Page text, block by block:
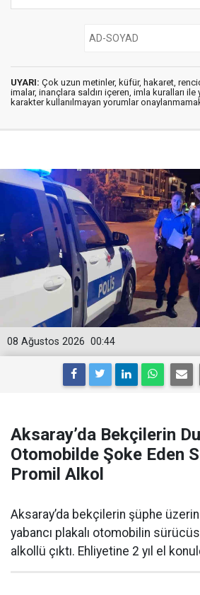
UYARI: Çok uzun metinler, küfür, hakaret,
imalar, inançlara saldırı içeren, imla kuralları ile
karakter kullanılmayan yorumlar
00:44
08 Ağustos 2026
Aksaray’da Bekçilerin
Otomobilde Şoke Eden
Promil Alkol
Aksaray’da bekçilerin şüphe
yabancı plakalı otomobilin
alkollü çıktı. Ehliyetine 2 yıl el